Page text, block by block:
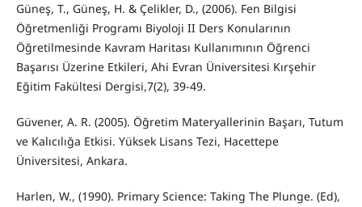
Güneş, T., Güneş, H. & Çelikler, D., (2006). Fen Bilgisi
Öğretmenliği Programı Biyoloji II Ders Konularının
Öğretilmesinde Kavram Haritası Kullanımının Öğrenci
Başarısı Üzerine Etkileri, Ahi Evran Üniversitesi Kırşehir
Eğitim Fakültesi Dergisi,7(2), 39-49.
Güvener, A. R. (2005). Öğretim Materyallerinin Başarı, Tutum
ve Kalıcılığa Etkisi. Yüksek Lisans Tezi, Hacettepe
Üniversitesi, Ankara.
Harlen, W., (1990). Primary Science: Taking The Plunge. (Ed),